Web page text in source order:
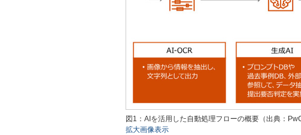
図1：AIを活用した自動処理フローの概要（出典：
拡大画像表示